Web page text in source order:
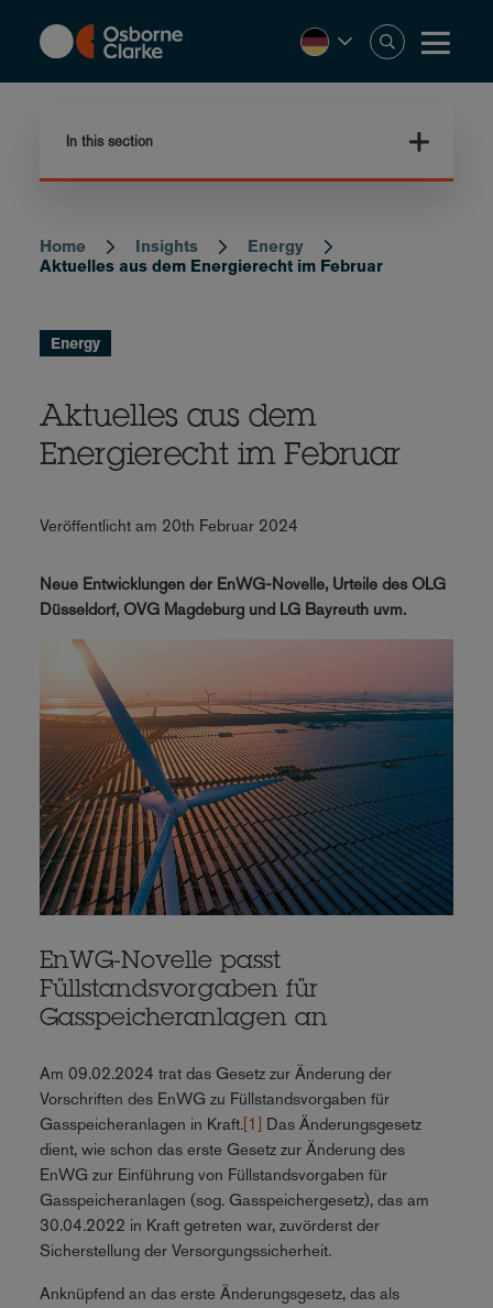
content
In this section
Breadcrumb
Home Insights
Energy
Aktuelles aus dem Energierecht im Februar
Energy
Aktuelles aus dem
Energierecht im Februar
Veröffentlicht am 20th Februar 2024
Neue Entwicklungen der EnWG-Novelle, Urteile des OLG
Düsseldorf, OVG Magdeburg und LG Bayreuth uvm.
EnWG-Novelle passt
Füllstandsvorgaben für
Gasspeicheranlagen an
Am 09.02.2024 trat das Gesetz zur Änderung der
Vorschriften des EnWG zu Füllstandsvorgaben für
Gasspeicheranlagen in Kraft.[1] Das Änderungsgesetz
dient, wie schon das erste Gesetz zur Änderung des
EnWG zur Einführung von Füllstandsvorgaben für
Gasspeicheranlagen (sog. Gasspeichergesetz), das am
30.04.2022 in Kraft getreten war, zuvörderst der
Sicherstellung der Versorgungssicherheit.
Anknüpfend an das erste Änderungsgesetz, das als